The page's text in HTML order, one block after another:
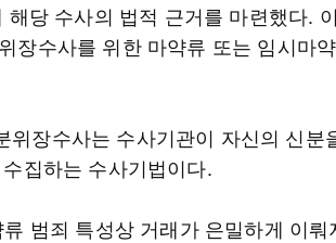
해당 수사의 법적 근거를 마련했다.
장수사를 위한 마약류 또는 임시마
위장수사는 수사기관이 자신의 신분
집하는 수사기법이다.
범죄 특성상 거래가 은밀하게 이뤄